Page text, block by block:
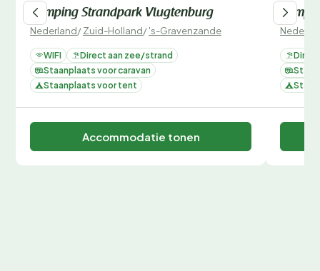
Camping Strandpark Vlugtenburg
Nederland/Zuid-Holland/'s-Gravenzande
WIFI
Direct aan zee/strand
Staanplaats voor caravan
Staanplaats voor tent
Accommodatie tonen